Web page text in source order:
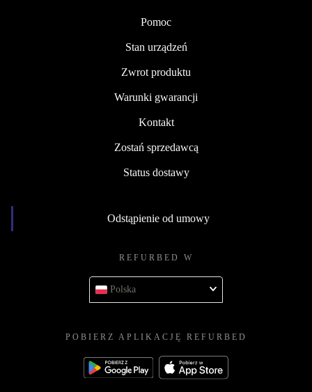
Pomoc
Stan urządzeń
Zwrot produktu
Warunki gwarancji
Kontakt
Zostań sprzedawcą
Status dostawy
Odstąpienie od umowy
REFURBED W
Polska
POBIERZ APLIKACJĘ REFURBED